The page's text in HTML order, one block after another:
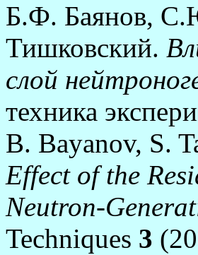
Б.Ф. Баянов,
Тишковский.
слой
техника
B. Bayanov, S.
Effect of the
Neutron-
Techniques 3